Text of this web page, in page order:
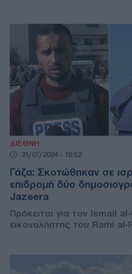
ΔΙΕΘΝΗ
31/07/2024 - 18:52
Γάζα: Σκοτώθηκαν σε
επιδρομή δύο
Jazeera
Πρόκειται για τον Ismail
εικονολήπτης του Rami al-